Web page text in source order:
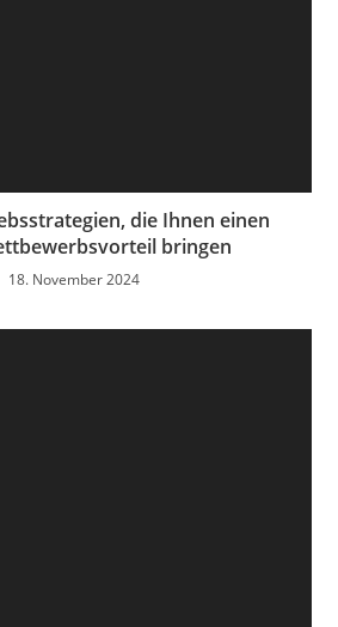
die Ihnen einen
bringen
18. November 2024